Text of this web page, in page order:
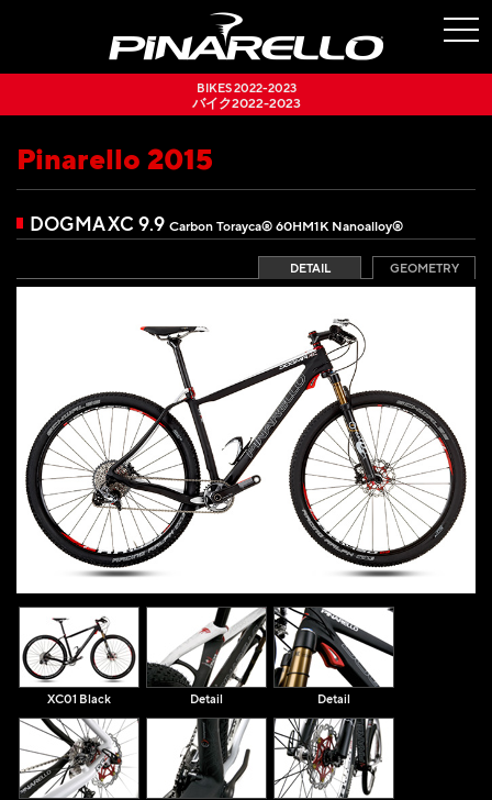
BIKES 2022-2023
バイク2022-2023
Pinarello 2015
DOGMA XC 9.9 Carbon Torayca® 60HM1K Nanoalloy®
GEOMETRY
DETAIL
XC01 Black Detail Detail